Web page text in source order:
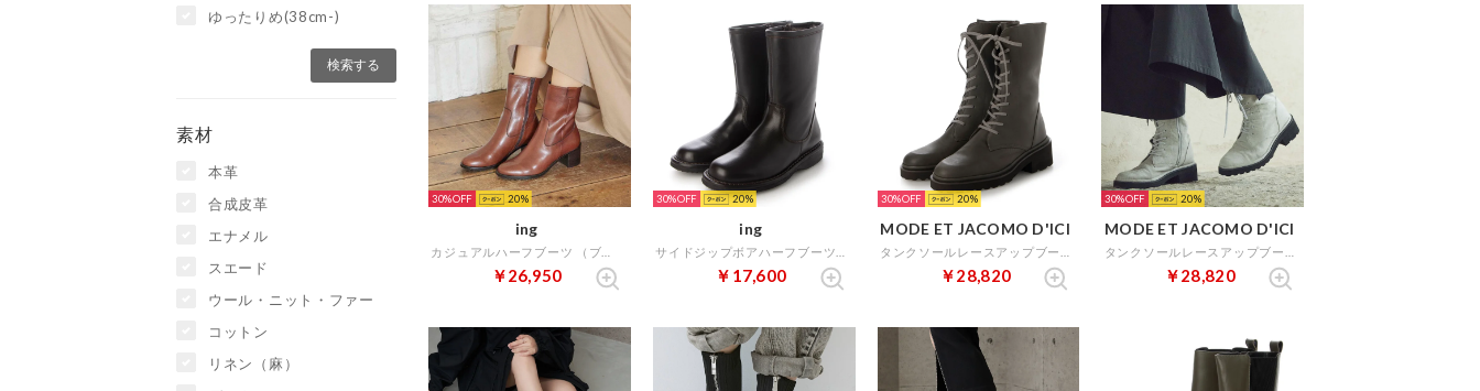
ゆったりめ(38cm-)
素材
本革
合成皮革
エナメル
スエード
ウール・ニット・ファー
コットン
リネン（麻）
30% 20
ing
￥26,950
30% 20
ing
￥17,600
30% 20
MODE ET JACOMO D'ICI
￥28,820
30% 20
MODE ET JACOMO D'ICI
￥28,820